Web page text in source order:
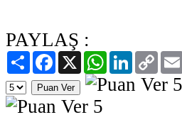
PAYLAŞ :
PaylaşFacebook
X WhatsAppLinkedIn
Copy
Link